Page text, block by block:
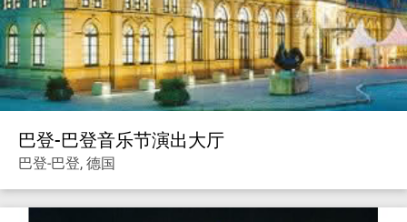
巴登-巴登音乐节演出大厅
巴登-巴登, 德国